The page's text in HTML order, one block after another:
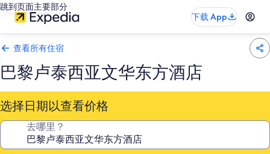
跳到页面主要部分
下载 App
查看所有住宿
巴黎卢泰西亚文华东方酒店
选择日期以查看价格
去哪里？